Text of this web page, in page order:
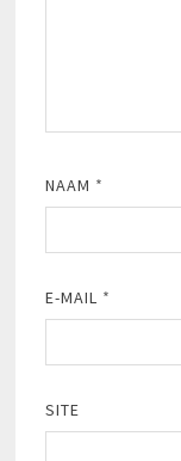
NAAM *
E-MAIL *
SITE